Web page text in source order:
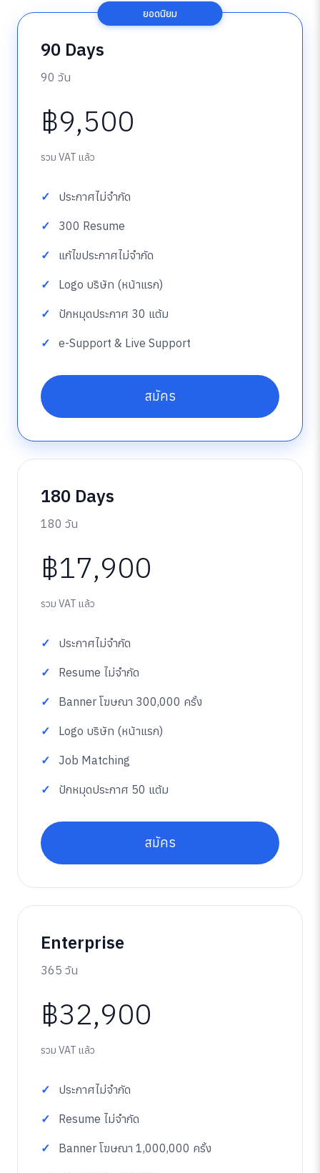
ยอดนิยม
90 Days
90 วัน
฿9,500
รวม VAT แล้ว
ประกาศไม่จำกัด
300 Resume
แก้ไขประกาศไม่จำกัด
Logo บริษัท (หน้าแรก)
ปักหมุดประกาศ 30 แต้ม
e-Support & Live Support
สมัคร
180 Days
180 วัน
฿17,900
รวม VAT แล้ว
ประกาศไม่จำกัด
Resume ไม่จำกัด
Banner โฆษณา 300,000 ครั้ง
Logo บริษัท (หน้าแรก)
Job Matching
ปักหมุดประกาศ 50 แต้ม
สมัคร
Enterprise
365 วัน
฿32,900
รวม VAT แล้ว
ประกาศไม่จำกัด
Resume ไม่จำกัด
Banner โฆษณา 1,000,000 ครั้ง